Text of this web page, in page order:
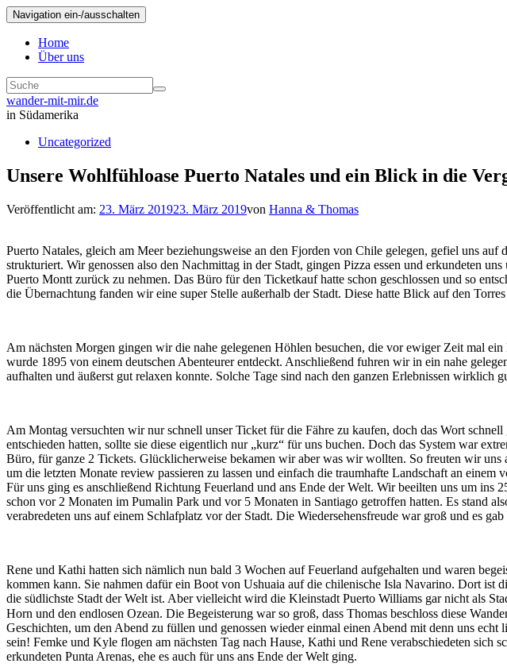
Navigation ein-/ausschalten
Home
Über uns
wander-mit-mir.de
in Südamerika
Uncategorized
Unsere Wohlfühloase Puerto Natales und ein Blick in die
Veröffentlicht am: 23. März 201923. März 2019von Hanna & Thomas
Puerto Natales, gleich am Meer beziehungsweise an den Fjorden von Chile gelegen, gefiel uns
strukturiert. Wir genossen also den Nachmittag in der Stadt, gingen Pizza essen und erkundeten
Puerto Montt zurück zu nehmen. Das Büro für den Ticketkauf hatte schon geschlossen und so
die Übernachtung fanden wir eine super Stelle außerhalb der Stadt. Diese hatte Blick auf den
Am nächsten Morgen gingen wir die nahe gelegenen Höhlen besuchen, die vor ewiger Zeit mal
wurde 1895 von einem deutschen Abenteurer entdeckt. Anschließend fuhren wir in ein nahe
aufhalten und äußerst gut relaxen konnte. Solche Tage sind nach den ganzen Erlebnissen
Am Montag versuchten wir nur schnell unser Ticket für die Fähre zu kaufen, doch das Wort
entschieden hatten, sollte sie diese eigentlich nur „kurz“ für uns buchen. Doch das System war
Büro, für ganze 2 Tickets. Glücklicherweise bekamen wir aber was wir wollten. So freuten wir
um die letzten Monate review passieren zu lassen und einfach die traumhafte Landschaft an
Für uns ging es anschließend Richtung Feuerland und ans Ende der Welt. Wir beeilten uns um
schon vor 2 Monaten im Pumalin Park und vor 5 Monaten in Santiago getroffen hatten. Es stand
verabredeten uns auf einem Schlafplatz vor der Stadt. Die Wiedersehensfreude war groß und es
Rene und Kathi hatten sich nämlich nun bald 3 Wochen auf Feuerland aufgehalten und waren
kommen kann. Sie nahmen dafür ein Boot von Ushuaia auf die chilenische Isla Navarino. Dort
die südlichste Stadt der Welt ist. Aber vielleicht wird die Kleinstadt Puerto Williams gar nicht als
Horn und den endlosen Ozean. Die Begeisterung war so groß, dass Thomas beschloss diese
Geschichten, um den Abend zu füllen und genossen wieder einmal einen Abend mit denn uns
sein! Femke und Kyle flogen am nächsten Tag nach Hause, Kathi und Rene verabschiedeten
erkundeten Punta Arenas, ehe es auch für uns ans Ende der Welt ging.